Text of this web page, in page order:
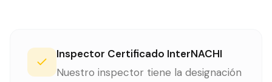
Inspector Certificado InterNACHI
Nuestro inspector tiene la designación